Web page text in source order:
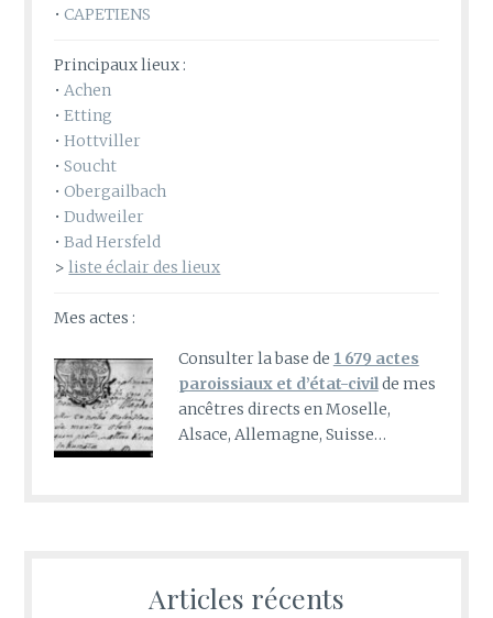
•CAPETIENS
Principaux lieux :
•Achen
•Etting
•Hottviller
•Soucht
•Obergailbach
•Dudweiler
•Bad Hersfeld
>liste éclair des lieux
Mes actes :
Consulter la base de 1 679 actes
paroissiaux et d’état-civilde mes
ancêtres directs en Moselle,
Alsace, Allemagne, Suisse…
Articles récents